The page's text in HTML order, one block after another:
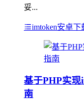
妥...
imtoken安卓下
基于PHP实现
南